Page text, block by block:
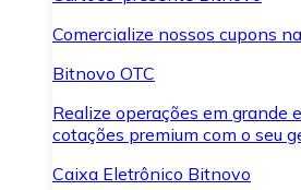
Comercialize nossos cupons
Bitnovo OTC
Realize operações em grande
cotações premium com o seu
Caixa Eletrônico Bitnovo